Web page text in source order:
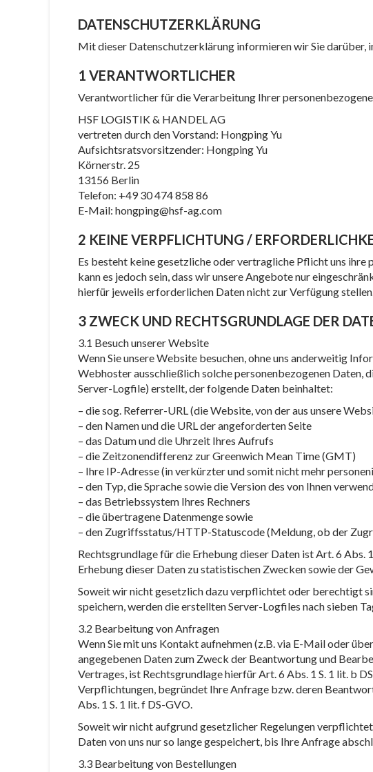
DATENSCHUTZERKLÄRUNG
Mit dieser Datenschutzerklärung informieren wir Sie darüber,
1 VERANTWORTLICHER
Verantwortlicher für die Verarbeitung Ihrer
HSF LOGISTIK & HANDEL AG
vertreten durch den Vorstand: Hongping Yu
Aufsichtsratsvorsitzender: Hongping Yu
Körnerstr. 25
13156 Berlin
Telefon: +49 30 474 858 86
E-Mail: hongping@hsf-ag.com
2 KEINE VERPFLICHTUNG /
Es besteht keine gesetzliche oder vertragliche Pflicht uns ihre
kann es jedoch sein, dass wir unsere Angebote nur
hierfür jeweils erforderlichen Daten nicht zur Verfügung
3 ZWECK UND RECHTSGRUNDLAGE DER
3.1 Besuch unserer Website
Wenn Sie unsere Website besuchen, ohne uns anderweitig
Webhoster ausschließlich solche personenbezogenen
Server-Logfile) erstellt, der folgende Daten beinhaltet:
– die sog. Referrer-URL (die Website, von der aus unsere
– den Namen und die URL der angeforderten Seite
– das Datum und die Uhrzeit Ihres Aufrufs
– die Zeitzonendifferenz zur Greenwich Mean Time (GMT)
– Ihre IP-Adresse (in verkürzter und somit nicht mehr
– den Typ, die Sprache sowie die Version des von Ihnen
– das Betriebssystem Ihres Rechners
– die übertragene Datenmenge sowie
– den Zugriffsstatus/HTTP-Statuscode (Meldung, ob der
Rechtsgrundlage für die Erhebung dieser Daten ist Art. 6
Erhebung dieser Daten zu statistischen Zwecken sowie der
Soweit wir nicht gesetzlich dazu verpflichtet oder berechtigt
speichern, werden die erstellten Server-Logfiles nach sieben
3.2 Bearbeitung von Anfragen
Wenn Sie mit uns Kontakt aufnehmen (z.B. via E-Mail oder
angegebenen Daten zum Zweck der Beantwortung und
Vertrages, ist Rechtsgrundlage hierfür Art. 6 Abs. 1 S. 1 lit. b
Verpflichtungen, begründet Ihre Anfrage bzw. deren
Abs. 1 S. 1 lit. f DS-GVO.
Soweit wir nicht aufgrund gesetzlicher Regelungen
Daten von uns nur so lange gespeichert, bis Ihre Anfrage
3.3 Bearbeitung von Bestellungen